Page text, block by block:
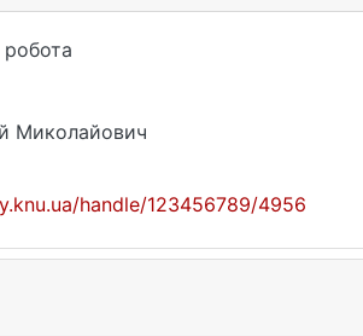
робота
Миколайович
handle/123456789/4956